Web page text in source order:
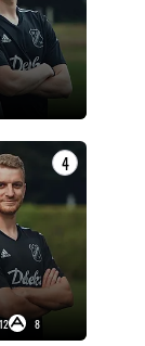
4
12 8